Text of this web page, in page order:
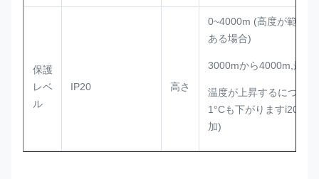
保護
レベ
ル
IP20 高さ
0~4000m (高度が範囲内
ある場合)
3000mから4000m,最大
温度が上昇するにつれて
1°Cも下がりますi200m
加)